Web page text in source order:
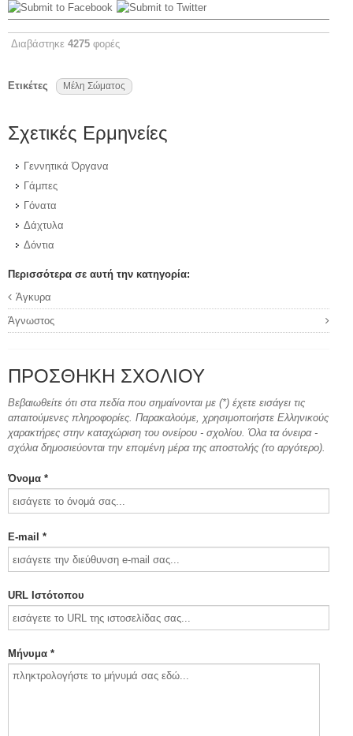
Διαβάστηκε 4275 φορές
Ετικέτες Μέλη Σώματος
Σχετικές Ερμηνείες
Γεννητικά Όργανα
Γάμπες
Γόνατα
Δάχτυλα
Δόντια
Περισσότερα σε αυτή την κατηγορία:
Άγκυρα
Άγνωστος
ΠΡΟΣΘΉΚΗ ΣΧΟΛΊΟΥ
Βεβαιωθείτε ότι στα πεδία που σημαίνονται με (*) έχετε εισάγει τις
απαιτούμενες πληροφορίες. Παρακαλούμε, χρησιμοποιήστε Ελληνικούς
χαρακτήρες στην καταχώριση του ονείρου - σχολίου. Όλα τα όνειρα -
σχόλια δημοσιεύονται την επομένη μέρα της αποστολής (το αργότερο).
Όνομα *
E-mail *
URL Ιστότοπου
Μήνυμα *